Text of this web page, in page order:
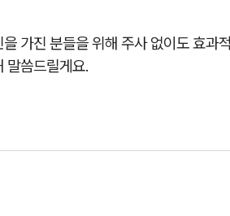
가진 분들을 위해 주사 없이도 효과
말씀드릴게요.